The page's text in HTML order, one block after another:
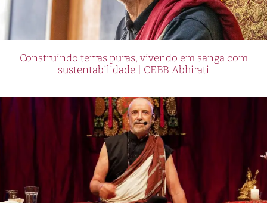
Construindo terras puras, vivendo em sanga com
sustentabilidade | CEBB Abhirati